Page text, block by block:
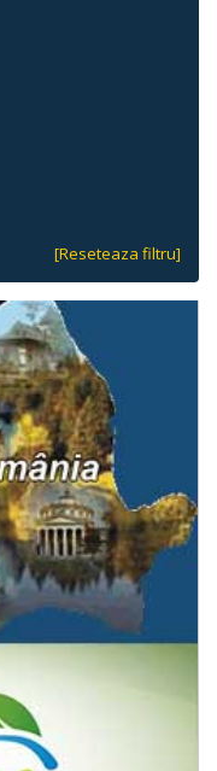
[Reseteaza filtru]